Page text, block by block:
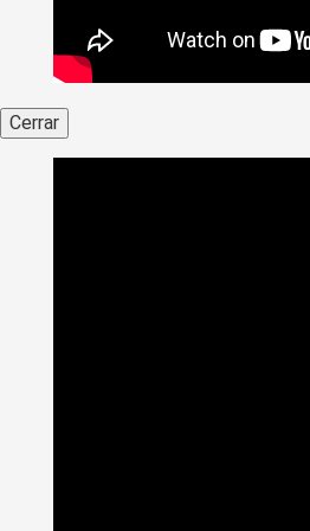
Cerrar